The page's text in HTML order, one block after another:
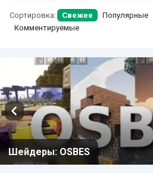
Сортировка: Свежее Популярные
Комментируемые
Шейдеры: OSBES